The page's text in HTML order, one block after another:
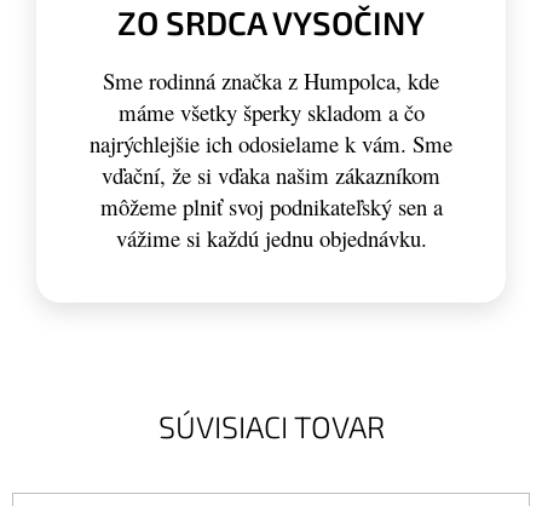
SÚVISIACI TOVAR
ZO SRDCA VYSOČINY
Sme rodinná značka z Humpolca, kde
máme všetky šperky skladom a čo
najrýchlejšie ich odosielame k vám. Sme
vďační, že si vďaka našim zákazníkom
môžeme plniť svoj podnikateľský sen a
vážime si každú jednu objednávku.